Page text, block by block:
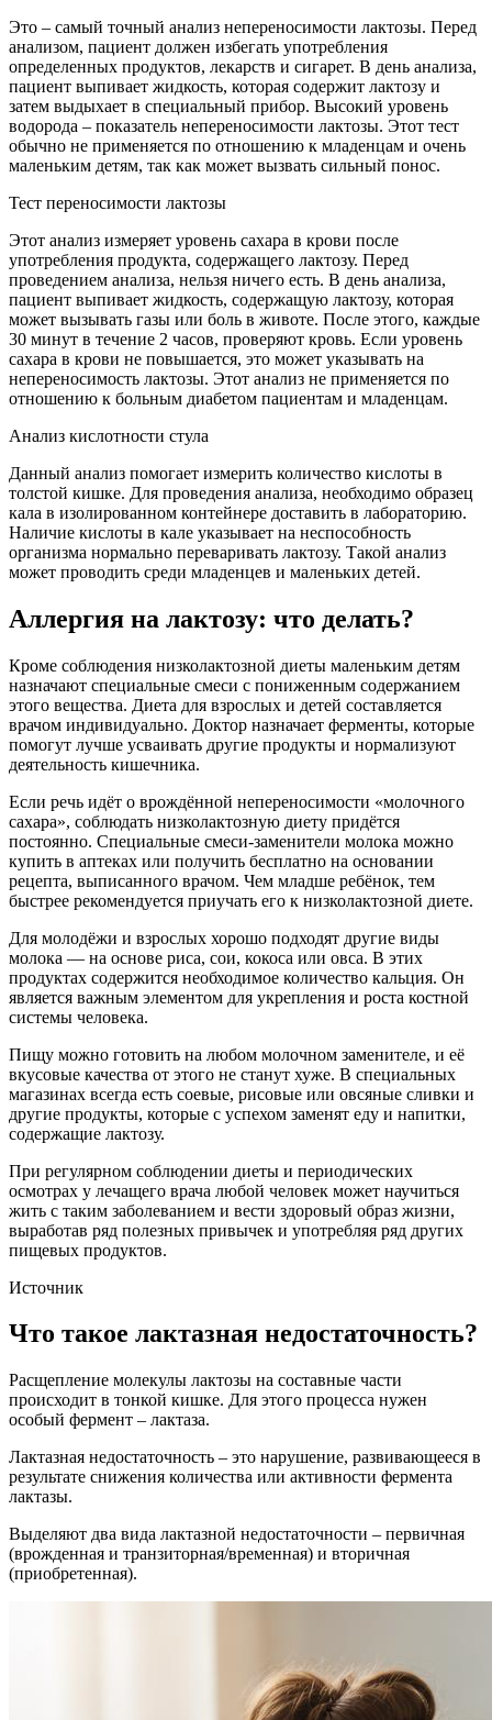
Это – самый точный анализ непереносимости лактозы. Перед
анализом, пациент должен избегать употребления
определенных продуктов, лекарств и сигарет. В день анализа,
пациент выпивает жидкость, которая содержит лактозу и
затем выдыхает в специальный прибор. Высокий уровень
водорода – показатель непереносимости лактозы. Этот тест
обычно не применяется по отношению к младенцам и очень
маленьким детям, так как может вызвать сильный понос.
Тест переносимости лактозы
Этот анализ измеряет уровень сахара в крови после
употребления продукта, содержащего лактозу. Перед
проведением анализа, нельзя ничего есть. В день анализа,
пациент выпивает жидкость, содержащую лактозу, которая
может вызывать газы или боль в животе. После этого, каждые
30 минут в течение 2 часов, проверяют кровь. Если уровень
сахара в крови не повышается, это может указывать на
непереносимость лактозы. Этот анализ не применяется по
отношению к больным диабетом пациентам и младенцам.
Анализ кислотности стула
Данный анализ помогает измерить количество кислоты в
толстой кишке. Для проведения анализа, необходимо образец
кала в изолированном контейнере доставить в лабораторию.
Наличие кислоты в кале указывает на неспособность
организма нормально переваривать лактозу. Такой анализ
может проводить среди младенцев и маленьких детей.
Аллергия на лактозу: что делать?
Кроме соблюдения низколактозной диеты маленьким детям
назначают специальные смеси с пониженным содержанием
этого вещества. Диета для взрослых и детей составляется
врачом индивидуально. Доктор назначает ферменты, которые
помогут лучше усваивать другие продукты и нормализуют
деятельность кишечника.
Если речь идёт о врождённой непереносимости «молочного
сахара», соблюдать низколактозную диету придётся
постоянно. Специальные смеси-заменители молока можно
купить в аптеках или получить бесплатно на основании
рецепта, выписанного врачом. Чем младше ребёнок, тем
быстрее рекомендуется приучать его к низколактозной диете.
Для молодёжи и взрослых хорошо подходят другие виды
молока — на основе риса, сои, кокоса или овса. В этих
продуктах содержится необходимое количество кальция. Он
является важным элементом для укрепления и роста костной
системы человека.
Пищу можно готовить на любом молочном заменителе, и её
вкусовые качества от этого не станут хуже. В специальных
магазинах всегда есть соевые, рисовые или овсяные сливки и
другие продукты, которые с успехом заменят еду и напитки,
содержащие лактозу.
При регулярном соблюдении диеты и периодических
осмотрах у лечащего врача любой человек может научиться
жить с таким заболеванием и вести здоровый образ жизни,
выработав ряд полезных привычек и употребляя ряд других
пищевых продуктов.
Источник
Что такое лактазная недостаточность?
Расщепление молекулы лактозы на составные части
происходит в тонкой кишке. Для этого процесса нужен
особый фермент – лактаза.
Лактазная недостаточность – это нарушение, развивающееся в
результате снижения количества или активности фермента
лактазы.
Выделяют два вида лактазной недостаточности – первичная
(врожденная и транзиторная/временная) и вторичная
(приобретенная).